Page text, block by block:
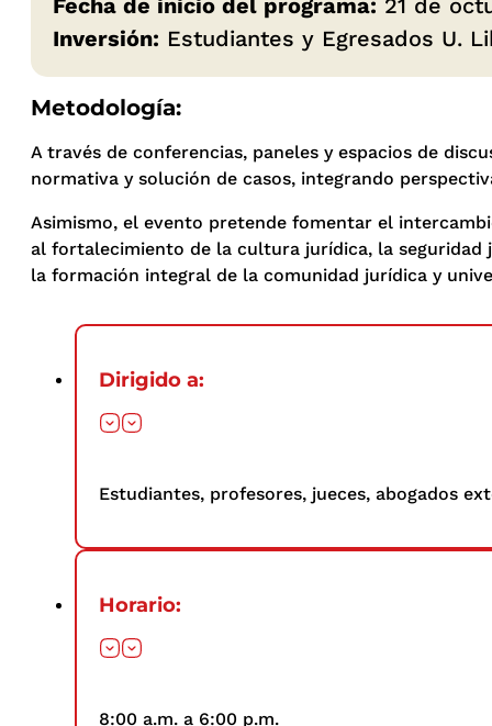
Inversión: Estudiantes y Egresados U.
Metodología:
A través de conferencias, paneles y espacios de
normativa y solución de casos, integrando
Asimismo, el evento pretende fomentar el
al fortalecimiento de la cultura jurídica, la seguridad
la formación integral de la comunidad jurídica y
Dirigido a:
Estudiantes, profesores, jueces, abogados
Horario:
8:00 a.m. a 6:00 p.m.